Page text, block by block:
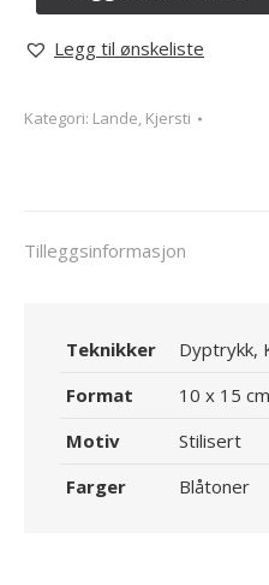
Legg til ønskeliste
Kategori: Lande, Kjersti
Tilleggsinformasjon
Teknikker
Dyptrykk,
Format
10 x 15
Motiv
Stilisert
Farger
Blåtoner